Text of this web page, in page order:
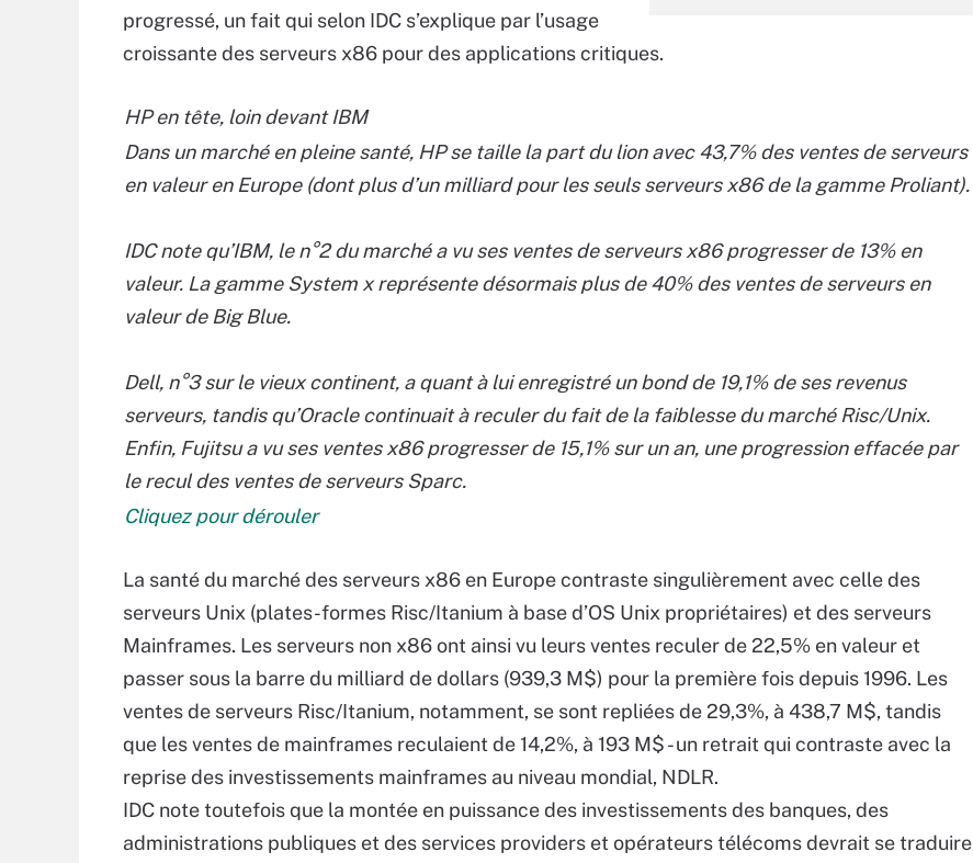
progressé, un fait qui selon IDC s’explique par l’usage
croissante des serveurs x86 pour des applications critiques.
HP en tête, loin devant IBM
Dans un marché en pleine santé, HP se taille la part du lion avec 43,7% des ventes de serveurs
en valeur en Europe (dont plus d’un milliard pour les seuls serveurs x86 de la gamme Proliant).
IDC note qu’IBM, le n°2 du marché a vu ses ventes de serveurs x86 progresser de 13% en
valeur. La gamme System x représente désormais plus de 40% des ventes de serveurs en
valeur de Big Blue.
Dell, n°3 sur le vieux continent, a quant à lui enregistré un bond de 19,1% de ses revenus
serveurs, tandis qu’Oracle continuait à reculer du fait de la faiblesse du marché Risc/Unix.
Enfin, Fujitsu a vu ses ventes x86 progresser de 15,1% sur un an, une progression effacée par
le recul des ventes de serveurs Sparc.
Cliquez pour dérouler
La santé du marché des serveurs x86 en Europe contraste singulièrement avec celle des
serveurs Unix (plates-formes Risc/Itanium à base d’OS Unix propriétaires) et des serveurs
Mainframes. Les serveurs non x86 ont ainsi vu leurs ventes reculer de 22,5% en valeur et
passer sous la barre du milliard de dollars (939,3 M$) pour la première fois depuis 1996. Les
ventes de serveurs Risc/Itanium, notamment, se sont repliées de 29,3%, à 438,7 M$, tandis
que les ventes de mainframes reculaient de 14,2%, à 193 M$ - un retrait qui contraste avec la
reprise des investissements mainframes au niveau mondial, NDLR.
IDC note toutefois que la montée en puissance des investissements des banques, des
administrations publiques et des services providers et opérateurs télécoms devrait se traduire